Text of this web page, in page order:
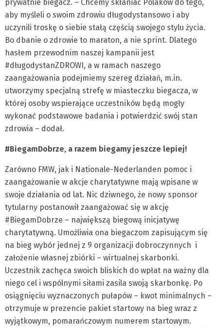
prywatnie biegacz. – Chcemy skłaniać Polaków do tego,
aby myśleli o swoim zdrowiu długodystansowo i aby
uczynili troskę o siebie stałą częścią swojego stylu życia.
Bo dbanie o zdrowie to maraton, a nie sprint. Dlatego
hasłem przewodnim naszej kampanii jest
#długodystanZDROWI, a w ramach naszego
zaangażowania podejmiemy szereg działań, m.in.
utworzymy specjalną strefę w miasteczku biegacza, w
której osoby wspierające uczestników będą mogły
wykonać podstawowe badania i potwierdzić swój stan
zdrowia – dodał.
#BiegamDobrze, a razem biegamy jeszcze lepiej!
Zarówno FMW, jak i Nationale-Nederlanden pomoc i
zaangażowanie w akcje charytatywne mają wpisane w
swoje działania od lat. Nic dziwnego, że nowy sponsor
tytularny postanowił zaangażować się w akcję
#BiegamDobrze – największą biegową inicjatywę
charytatywną. Umożliwia ona biegaczom zapisującym się
na bieg wybór jednej z 9 organizacji dobroczynnych i
założenie własnej zbiórki – wirtualnej skarbonki.
Uczestnik zachęca swoich bliskich do wpłat na ważny dla
niego cel i wspólnymi siłami zasila swoją skarbonkę. Po
osiągnięciu wyznaczonych pułapów – kwot minimalnych –
otrzymuje w prezencie pakiet startowy na bieg wraz z
wyjątkowym, pomarańczowym numerem startowym.